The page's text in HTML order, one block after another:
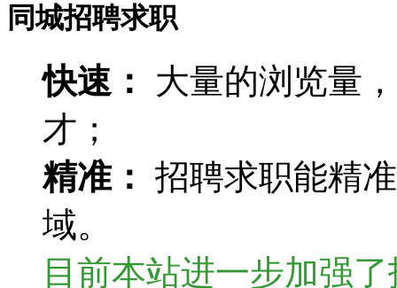
同城招聘求职
快速：
大量的浏览量
才；
精准： 招聘求职能精
域。
目前本站进一步加强